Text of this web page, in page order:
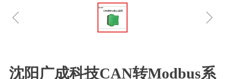
ꁆ ꁇ
沈阳广成科技CAN转Modbus系